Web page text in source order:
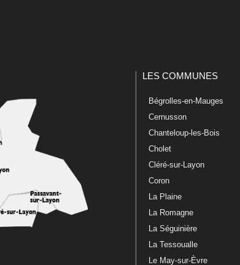
LES COMMUNES
Bégrolles-en-Mauges
Cernusson
Chanteloup-les-Bois
Cholet
Cléré-sur-Layon
Coron
La Plaine
La Romagne
La Séguinière
La Tessoualle
Le May-sur-Èvre